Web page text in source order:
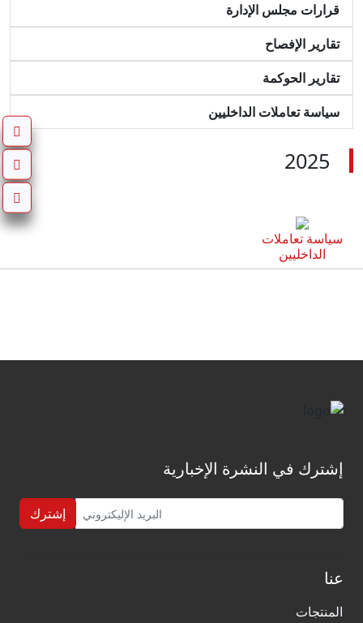
قرارات مجلس الإدارة
تقارير الإفصاح
تقارير الحوكمة
سياسة تعاملات الداخليين
2025
سياسة تعاملات
الداخليين
إشترك في النشرة الإخبارية
إشترك
عنا
المنتجات